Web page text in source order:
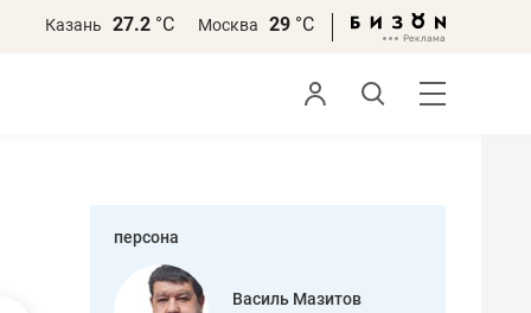
Казань 27.2 °С Москва 29 °С
персона
Василь Мазитов